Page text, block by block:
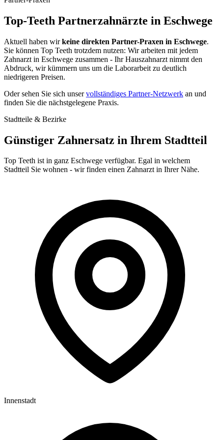
Top-Teeth Partnerzahnärzte in Eschwege
Aktuell haben wirkeine direkten Partner-Praxen in Eschwege.
Sie können Top Teeth trotzdem nutzen: Wir arbeiten mit jedem
Zahnarzt in Eschwege zusammen - Ihr Hauszahnarzt nimmt den
Abdruck, wir kümmern uns um die Laborarbeit zu deutlich
niedrigeren Preisen.
Oder sehen Sie sich unservollständiges Partner-Netzwerk an und
finden Sie die nächstgelegene Praxis.
Stadtteile & Bezirke
Günstiger Zahnersatz in Ihrem Stadtteil
Top Teeth ist in ganz Eschwege verfügbar. Egal in welchem
Stadtteil Sie wohnen - wir finden einen Zahnarzt in Ihrer Nähe.
Innenstadt